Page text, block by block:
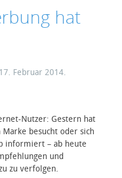
hat
17. Februar 2014.
Nutzer: Gestern hat
besucht oder sich
informiert – ab heute
und
zu verfolgen.